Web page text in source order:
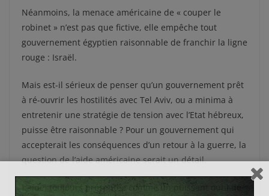
Néanmoins, la menace américaine de « couper le
robinet » n’est pas que fictive, elle empêche tout
gouvernement égyptien raisonnable de franchir la ligne
rouge : Israël.
Mais est-il sérieux de penser qu’un gouvernement prêt
à ré-ouvrir les hostilités avec Tel Aviv, ou a minima à
entretenir une stratégie de tension avec l’Etat hébreux,
puisse être raisonnable ? Pour un gouvernement qui
accepterait les conséquences d’un retour à la guerre, la
question de l’aide américaine serait un détail.
L’aide, toujours présentée comme un puissant outil de